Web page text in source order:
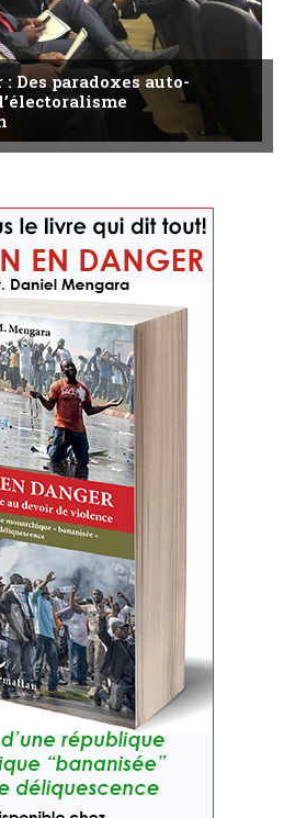
Des paradoxes auto-